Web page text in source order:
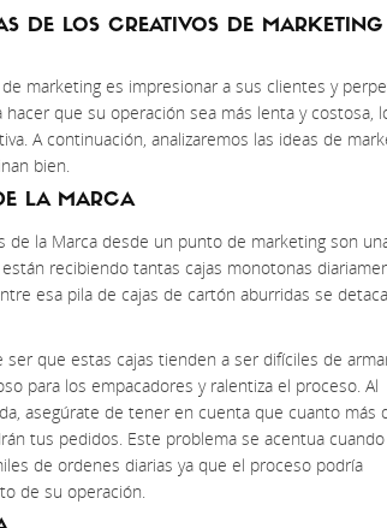
DE LOS CREATIVOS DE
marketing es impresionar a sus clientes y
que su operación sea más lenta y costosa,
A continuación, analizaremos las ideas de
bien.
LA MARCA
de la Marca desde un punto de marketing son
recibiendo tantas cajas monotonas
esa pila de cajas de cartón aburridas se
ser que estas cajas tienden a ser difíciles de
para los empacadores y ralentiza el proceso. Al
asegúrate de tener en cuenta que cuanto más
tus pedidos. Este problema se acentua cuando
de ordenes diarias ya que el proceso podría
de su operación.